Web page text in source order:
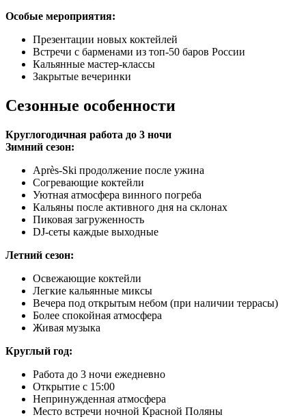
Особые мероприятия:
Презентации новых коктейлей
Встречи с барменами из топ-50 баров России
Кальянные мастер-классы
Закрытые вечеринки
Сезонные особенности
Круглогодичная работа до 3 ночи
Зимний сезон:
Après-Ski продолжение после ужина
Согревающие коктейли
Уютная атмосфера винного погреба
Кальяны после активного дня на склонах
Пиковая загруженность
DJ-сеты каждые выходные
Летний сезон:
Освежающие коктейли
Легкие кальянные миксы
Вечера под открытым небом (при наличии террасы)
Более спокойная атмосфера
Живая музыка
Круглый год:
Работа до 3 ночи ежедневно
Открытие с 15:00
Непринужденная атмосфера
Место встречи ночной Красной Поляны